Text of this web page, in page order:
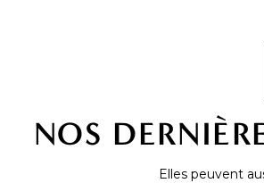
NOS
Elles peuvent